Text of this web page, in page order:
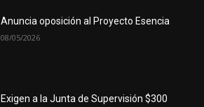
Anuncia oposición al Proyecto Esencia
08/05/2026
Exigen a la Junta de Supervisión $300